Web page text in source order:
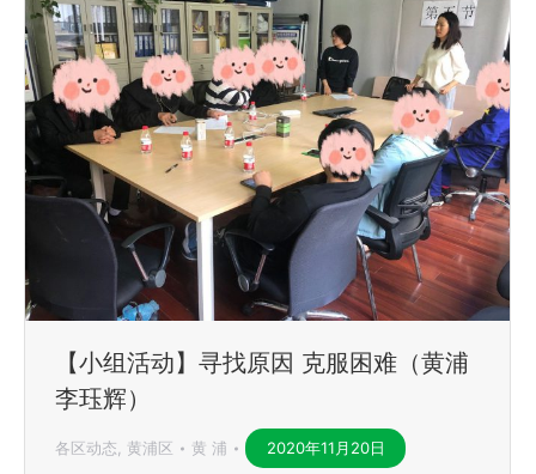
【小组活动】寻找原因 克服困难（黄浦
李珏辉）
各区动态 黄浦区 黄 浦 2020年11月20日